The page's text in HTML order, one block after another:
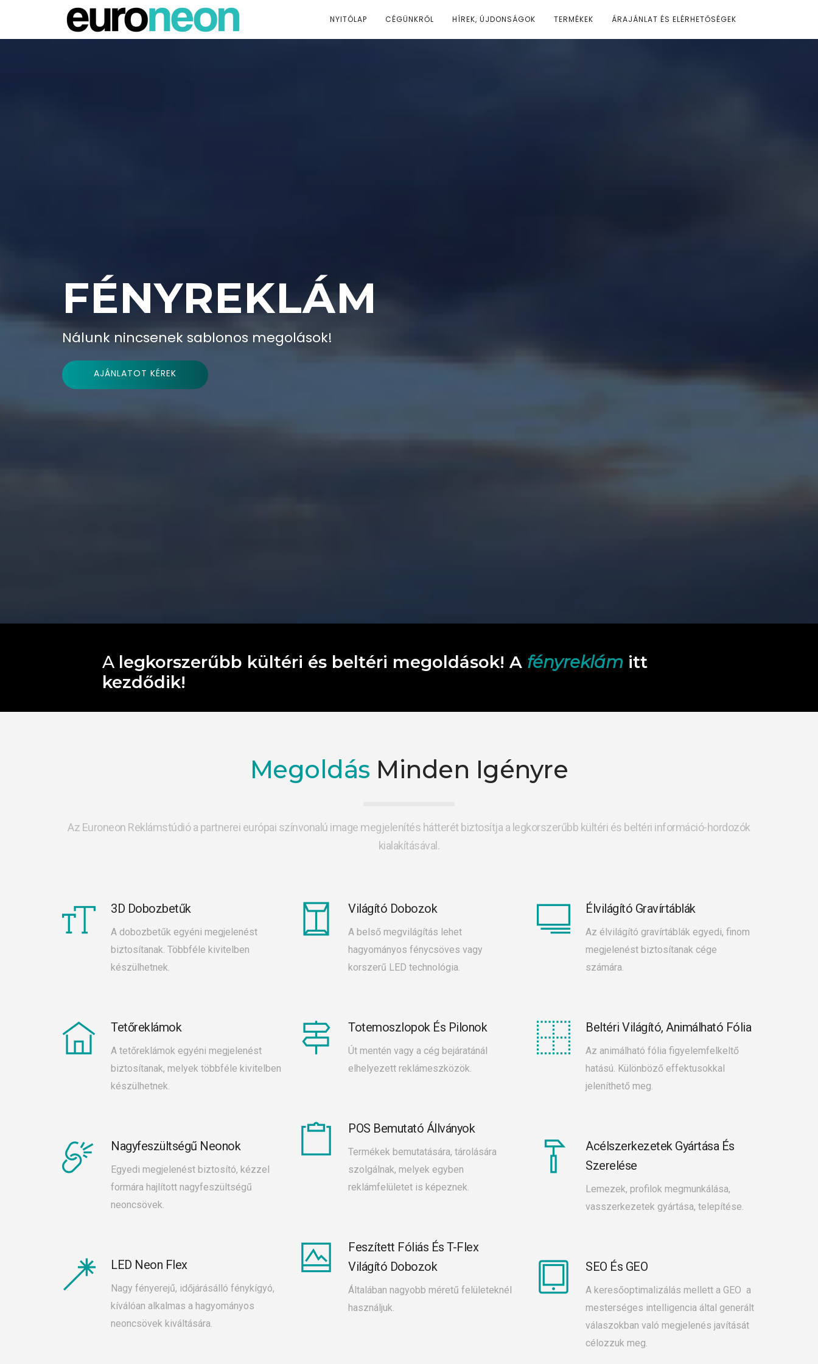
NYITÓLAP CÉGÜNKRŐL HÍREK, ÚJDONSÁGOK TERMÉKEK ÁRAJÁNLAT ÉS ELÉRHETŐSÉGEK
FÉNYREKLÁM
Nálunk nincsenek sablonos megolások!
AJÁNLATOT KÉREK
A legkorszerűbb kültéri és beltéri megoldások! A fényreklám itt
kezdődik!
Megoldás Minden Igényre
Az Euroneon Reklámstúdió a partnerei európai színvonalú image megjelenítés hátterét biztosítja a legkorszerűbb kültéri és beltéri információ-hordozók
kialakításával.
3D Dobozbetűk
A dobozbetűk egyéni megjelenést
biztosítanak. Többféle kivitelben
készülhetnek.
Tetőreklámok
A tetőreklámok egyéni megjelenést
biztosítanak, melyek többféle kivitelben
készülhetnek.
Nagyfeszültségű Neonok
Egyedi megjelenést biztosító, kézzel
formára hajlított nagyfeszültségű
neoncsövek.
LED Neon Flex
Nagy fényerejű, időjárásálló fénykígyó,
kíválóan alkalmas a hagyományos
neoncsövek kiváltására.
Világító Dobozok
A belső megvilágítás lehet
hagyományos fénycsöves vagy
korszerű LED technológia.
Totemoszlopok És Pilonok
Út mentén vagy a cég bejáratánál
elhelyezett reklámeszközök.
POS Bemutató Állványok
Termékek bemutatására, tárolására
szolgálnak, melyek egyben
reklámfelületet is képeznek.
Feszített Fóliás És T-Flex
Világító Dobozok
Általában nagyobb méretű felületeknél
használjuk.
Élvilágító Gravírtáblák
Az élvilágító gravírtáblák egyedi, finom
megjelenést biztosítanak cége
számára.
Beltéri Világító, Animálható Fólia
Az animálható fólia figyelemfelkeltő
hatású. Különböző effektusokkal
jeleníthető meg.
Acélszerkezetek Gyártása És
Szerelése
Lemezek, profilok megmunkálása,
vasszerkezetek gyártása, telepítése.
SEO És GEO
A keresőoptimalizálás mellett a GEO a
mesterséges intelligencia által generált
válaszokban való megjelenés javítását
célozzuk meg.